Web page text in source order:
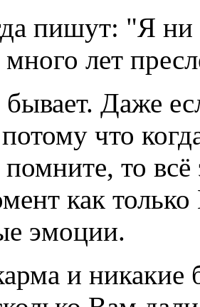
пишут: "Я ни
много лет
Даже
потому что
то
как
эмоции.
и никакие